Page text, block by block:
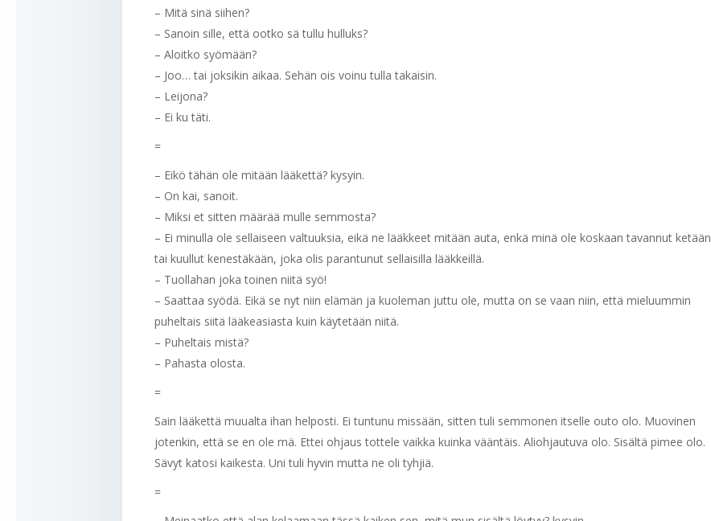
– Mitä sinä siihen?
– Sanoin sille, että ootko sä tullu hulluks?
– Aloitko syömään?
– Joo… tai joksikin aikaa. Sehän ois voinu tulla takaisin.
– Leijona?
– Ei ku täti.
=
– Eikö tähän ole mitään lääkettä? kysyin.
– On kai, sanoit.
– Miksi et sitten määrää mulle semmosta?
– Ei minulla ole sellaiseen valtuuksia, eikä ne lääkkeet mitään auta, enkä minä ole koskaan tavannut ketään
tai kuullut kenestäkään, joka olis parantunut sellaisilla lääkkeillä.
– Tuollahan joka toinen niitä syö!
– Saattaa syödä. Eikä se nyt niin elämän ja kuoleman juttu ole, mutta on se vaan niin, että mieluummin
puheltais siitä lääkeasiasta kuin käytetään niitä.
– Puheltais mistä?
– Pahasta olosta.
=
Sain lääkettä muualta ihan helposti. Ei tuntunu missään, sitten tuli semmonen itselle outo olo. Muovinen
jotenkin, että se en ole mä. Ettei ohjaus tottele vaikka kuinka vääntäis. Aliohjautuva olo. Sisältä pimee olo.
Sävyt katosi kaikesta. Uni tuli hyvin mutta ne oli tyhjiä.
=